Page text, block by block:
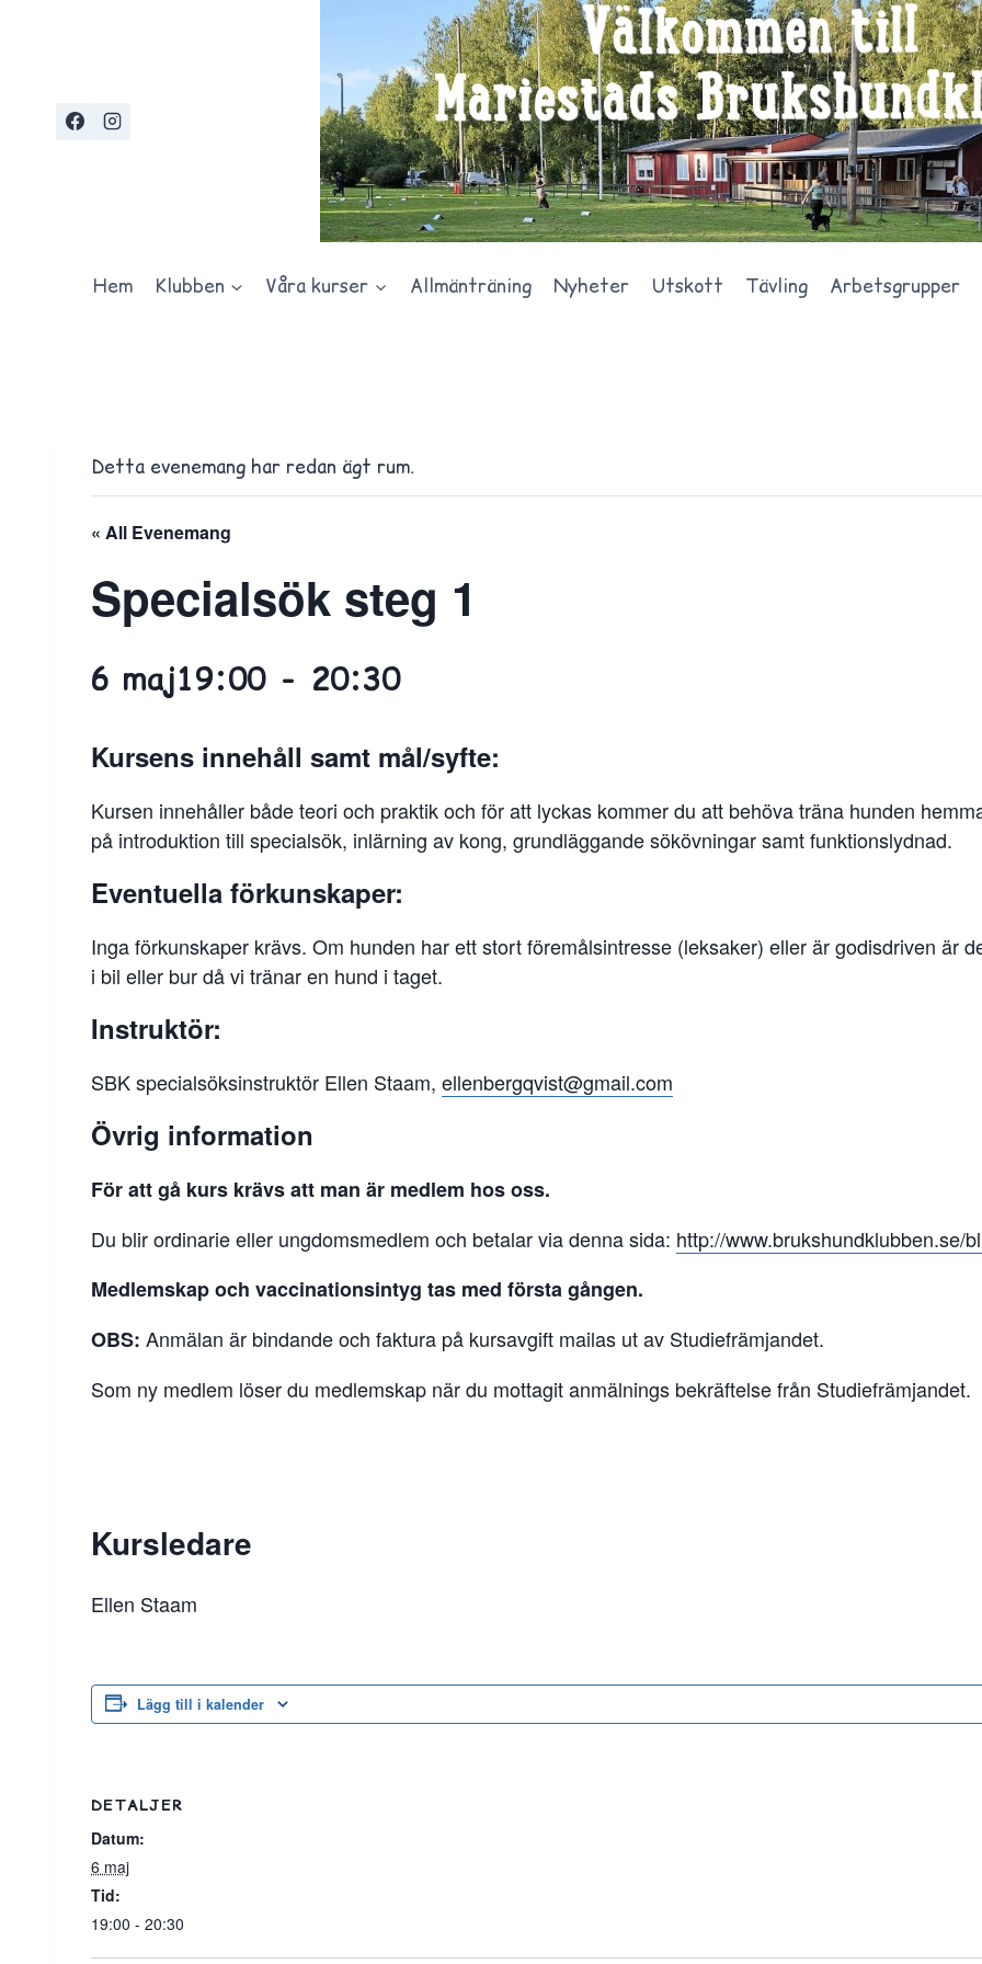
Hem Klubben Våra kurser Allmänträning Nyheter Utskott Tävling Arbetsgrupper
Detta evenemang har redan ägt rum.
« All Evenemang
Specialsök steg 1
6 maj19:00- 20:30
Kursens innehåll samt mål/syfte:
Kursen innehåller både teori och praktik och för att lyckas kommer du att behöva träna hunden
på introduktion till specialsök, inlärning av kong, grundläggande sökövningar samt funktionslydnad.
Eventuella förkunskaper:
Inga förkunskaper krävs. Om hunden har ett stort föremålsintresse (leksaker) eller är godisdriven är
i bil eller bur då vi tränar en hund i taget.
Instruktör:
SBK specialsöksinstruktör Ellen Staam, ellenbergqvist@gmail.com
Övrig information
För att gå kurs krävs att man är medlem hos oss.
Du blir ordinarie eller ungdomsmedlem och betalar via denna sida: http://www.brukshundklubben.se/
Medlemskap och vaccinationsintyg tas med första gången.
OBS: Anmälan är bindande och faktura på kursavgift mailas ut av Studiefrämjandet.
Som ny medlem löser du medlemskap när du mottagit anmälnings bekräftelse från Studiefrämjandet.
Kursledare
Ellen Staam
Lägg till i kalender
DETALJER
Datum:
6 maj
Tid:
19:00 - 20:30